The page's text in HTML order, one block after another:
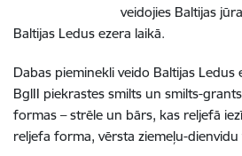
veidojies Baltijas
Baltijas Ledus ezera laikā.
Dabas pieminekli veido Baltijas Ledus
BglII piekrastes smilts un smilts-
formas – strēle un bārs, kas reljefā
reljefa forma, vērsta ziemeļu-dienvidu